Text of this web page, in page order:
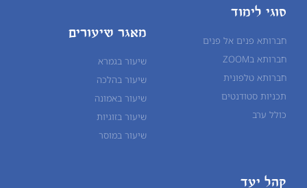
סוגי לימוד
חברותא פנים אל פנים
חברותא בZOOM
חברותא טלפונית
תכניות סטודנטים
כולל ערב
מאגר שיעורים
שיעור בגמרא
שיעור בהלכה
שיעור באמונה
שיעור בזוגיות
שיעור במוסר
קהל יעד